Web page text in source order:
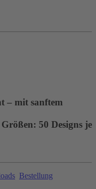
– mit sanftem
50 Designs je
Bestellung